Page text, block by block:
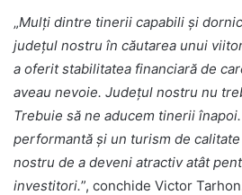
„Mulți dintre tinerii capabili și
județul nostru în căutarea unui
a oferit stabilitatea financiară de
aveau nevoie. Județul nostru nu
Trebuie să ne aducem tinerii
performantă și un turism de
nostru de a deveni atractiv atât
investitori.”, conchide Victor